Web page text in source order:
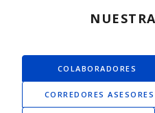
COLABORADORES
CORREDORES ASESORES